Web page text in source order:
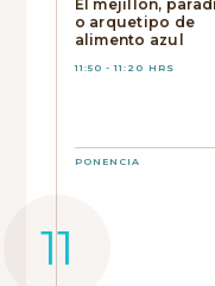
El mejillón,
o arquetipo de
alimento azul
11:50 - 11:20 HRS
PONENCIA